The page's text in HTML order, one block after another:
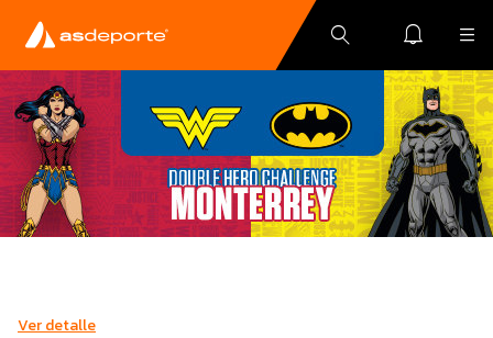
Ver detalle